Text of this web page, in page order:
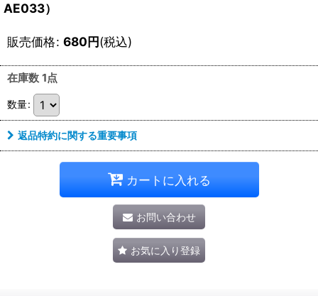
AE033）
販売価格: 680円(税込)
在庫数 1点
数量:
返品特約に関する重要事項
カートに入れる
お問い合わせ
お気に入り登録